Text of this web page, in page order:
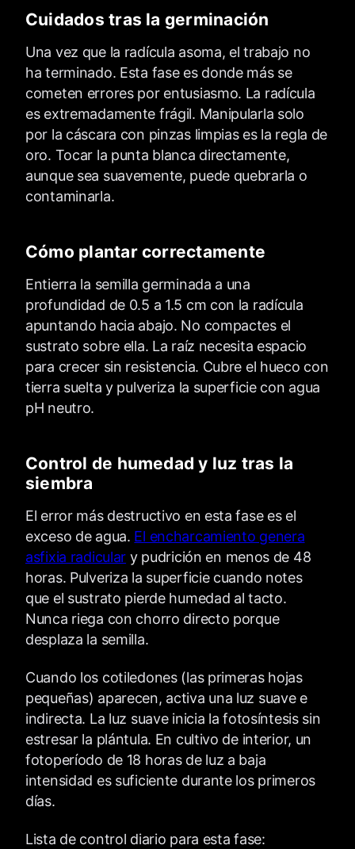
Cuidados tras la germinación
Una vez que la radícula asoma, el trabajo no
ha terminado. Esta fase es donde más se
cometen errores por entusiasmo. La radícula
es extremadamente frágil. Manipularla solo
por la cáscara con pinzas limpias es la regla de
oro. Tocar la punta blanca directamente,
aunque sea suavemente, puede quebrarla o
contaminarla.
Cómo plantar correctamente
Entierra la semilla germinada a una
profundidad de 0.5 a 1.5 cm con la radícula
apuntando hacia abajo. No compactes el
sustrato sobre ella. La raíz necesita espacio
para crecer sin resistencia. Cubre el hueco con
tierra suelta y pulveriza la superficie con agua
pH neutro.
Control de humedad y luz tras la
siembra
El error más destructivo en esta fase es el
exceso de agua. El encharcamiento genera
asfixia radicular y pudrición en menos de 48
horas. Pulveriza la superficie cuando notes
que el sustrato pierde humedad al tacto.
Nunca riega con chorro directo porque
desplaza la semilla.
Cuando los cotiledones (las primeras hojas
pequeñas) aparecen, activa una luz suave e
indirecta. La luz suave inicia la fotosíntesis sin
estresar la plántula. En cultivo de interior, un
fotoperíodo de 18 horas de luz a baja
intensidad es suficiente durante los primeros
días.
Lista de control diario para esta fase: